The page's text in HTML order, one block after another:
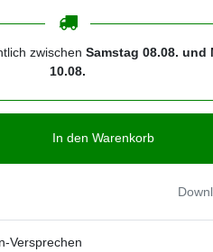
zwischen Samstag 08.08. und
10.08.
In den Warenkorb
Versprechen